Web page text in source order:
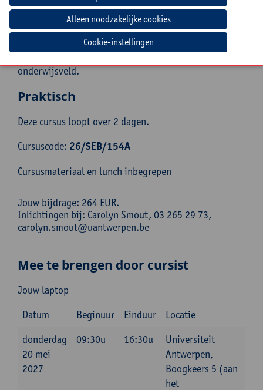
met eerdere praktijkervaring als kleuterleerkracht en
als docent pedagogische vakken in de opleiding Leraar
Kleuter- en Lager onderwijs. Linde kent de
onderwijsrealiteit door en door en blijft via stages en
onderwijsveld.
Praktisch
Deze cursus loopt over 2 dagen.
Cursuscode: 26/SEB/154A
Cursusmateriaal en lunch inbegrepen
Jouw bijdrage: 264 EUR.
Inlichtingen bij: Carolyn Smout, 03 265 29 73,
carolyn.smout@uantwerpen.be
Mee te brengen door cursist
Jouw laptop
Datum
Beginuur Einduur
Locatie
donderdag
20 mei
2027
09:30u 16:30u
Universiteit
Antwerpen,
Boogkeers 5 (aan
het
Cookie-instellingen